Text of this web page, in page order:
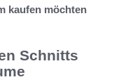
kaufen möchten
Schnitts